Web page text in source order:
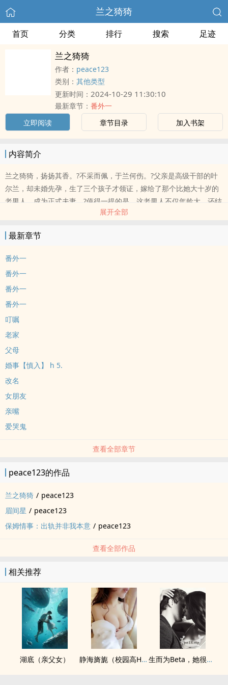
兰之猗猗
首页 分类 排行 搜索 足迹
兰之猗猗
作者： peace123
类别： 其他类型
更新时间： 2024-10-29 11:30:10
最新章节： 番外一
立即阅读
章节目录 加入书架
内容简介
兰之猗猗，扬扬其香。?不采而佩，于兰何伤。?父亲是高级干部的叶
尔兰，却未婚先孕，生了三个孩子才领证，嫁给了那个比她大十岁的
老男人，成为正式夫妻。?值得一提的是，这老男人不仅年龄大，还结
过婚有两个儿子。?动荡的年代，纠缠的两人...?一段情缘的展开...
展开全部
最新章节
番外一
番外一
番外一
番外一
叮嘱
老家
父母
婚事【慎入】 h 5.
改名
女朋友
亲嘴
爱哭鬼
查看全部章节
peace123的作品
兰之猗猗 / peace123
眉间星 / peace123
保姆情事：出轨并非我本意 / peace123
查看全部作品
相关推荐
湖底（亲父女） 静海旖旎（校园高H） 生而为Beta，她很抱歉（abo np)